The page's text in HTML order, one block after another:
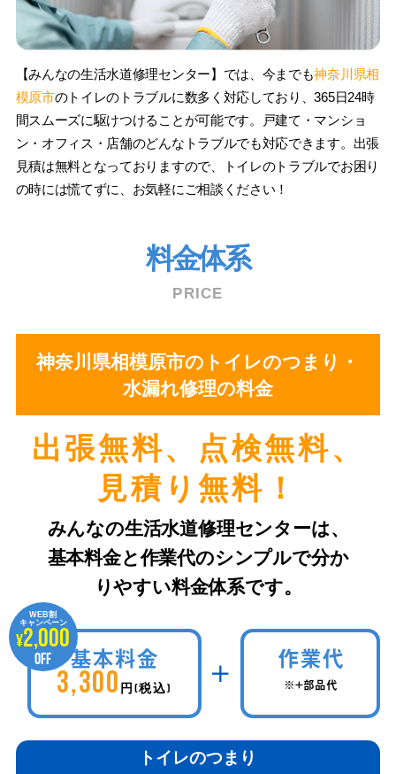
【みんなの生活水道修理センター】では、今までも神奈川県相
模原市のトイレのトラブルに数多く対応しており、365日24時
間スムーズに駆けつけることが可能です。戸建て・マンショ
ン・オフィス・店舗のどんなトラブルでも対応できます。出張
見積は無料となっておりますので、トイレのトラブルでお困り
の時には慌てずに、お気軽にご相談ください！
料金体系
PRICE
神奈川県相模原市のトイレのつまり・
水漏れ修理の料金
出張無料、点検無料、
⾒積り無料！
みんなの⽣活⽔道修理センターは、
基本料金と作業代のシンプルで分か
りやすい料金体系です。
WEB割
キャンペーン
¥2,000
OFF 基本料金
3,300 円(税込)
作業代
※+部品代
トイレのつまり